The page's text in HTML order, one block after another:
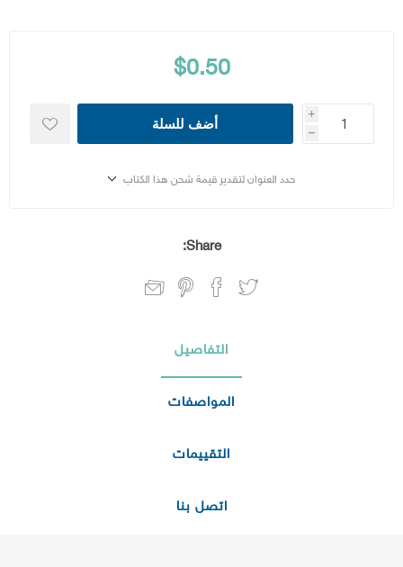
$0.50
i
h
أضف للسلة
حدد العنوان لتقدير قيمة شحن هذا الكتاب
Share:
التفاصيل
المواصفات
التقييمات
اتصل بنا